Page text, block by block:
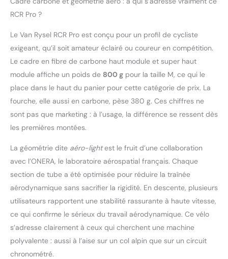
et fourche validés en
fourche 100 % carbone
super haut module
légèreté::6,7 kg en taille
M fluidité de
pédalage::Nouveau
groupe SRAM RED AXS
E1 Transmission
électrique 2x12 (48/35 -
RCR Pro ?
Le Van Rysel RCR Pro est conçu pour un profil de cycliste
exigeant, qu’il soit amateur éclairé ou coureur en compétition.
Le cadre en fibre de carbone haut module et super haut
module affiche un poids de 800 g pour la taille M, ce qui le
place dans le haut du panier pour cette catégorie de prix. La
fourche, elle aussi en carbone, pèse 380 g. Ces chiffres ne
sont pas que marketing : à l’usage, la différence se ressent dès
les premières montées.
La géométrie dite aéro-lightest le fruit d’une collaboration
avec l’ONERA, le laboratoire aérospatial français. Chaque
section de tube a été optimisée pour réduire la traînée
aérodynamique sans sacrifier la rigidité. En descente, plusieurs
utilisateurs rapportent une stabilité rassurante à haute vitesse,
ce qui confirme le sérieux du travail aérodynamique. Ce vélo
s’adresse clairement à ceux qui cherchent une machine
polyvalente : aussi à l’aise sur un col alpin que sur un circuit
chronométré.